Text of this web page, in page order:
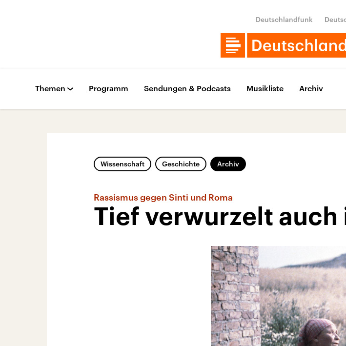
Deutschlandfunk
Themen Programm Sendungen & Podcasts Musikliste Archiv
Wissenschaft Geschichte Archiv
Rassismus gegen Sinti und Roma
Tief verwurzelt auch